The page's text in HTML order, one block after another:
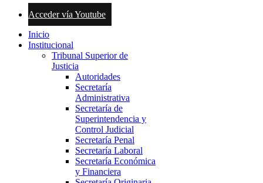
Acceder vía Youtube
Inicio
Institucional
Tribunal Superior de
Justicia
Autoridades
Secretaría
Administrativa
Secretaría de
Superintendencia y
Control Judicial
Secretaría Penal
Secretaría Laboral
Secretaría Económica
y Financiera